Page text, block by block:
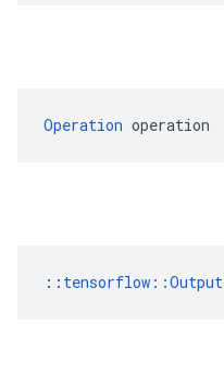
Operation operation
:: tensorflow::Output